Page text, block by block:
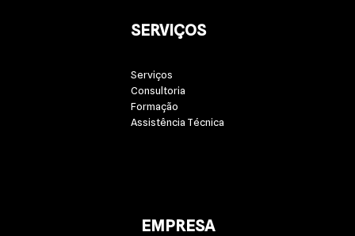
SERVIÇOS
Serviços
Consultoria
Formação
Assistência Técnica
EMPRESA